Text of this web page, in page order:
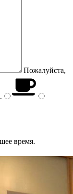
Пожалуйста,
.
время.